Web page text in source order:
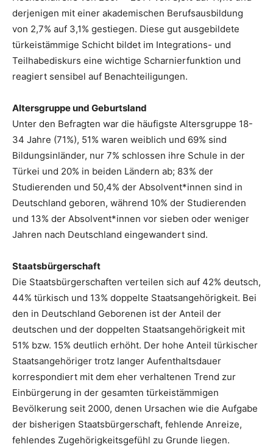
derjenigen mit einer akademischen Berufsausbildung
von 2,7% auf 3,1% gestiegen. Diese gut ausgebildete
türkeistämmige Schicht bildet im Integrations- und
Teilhabediskurs eine wichtige Scharnierfunktion und
reagiert sensibel auf Benachteiligungen.
Altersgruppe und Geburtsland
Unter den Befragten war die häufigste Altersgruppe 18-
34 Jahre (71%), 51% waren weiblich und 69% sind
Bildungsinländer, nur 7% schlossen ihre Schule in der
Türkei und 20% in beiden Ländern ab; 83% der
Studierenden und 50,4% der Absolvent*innen sind in
Deutschland geboren, während 10% der Studierenden
und 13% der Absolvent*innen vor sieben oder weniger
Jahren nach Deutschland eingewandert sind.
Staatsbürgerschaft
Die Staatsbürgerschaften verteilen sich auf 42% deutsch,
44% türkisch und 13% doppelte Staatsangehörigkeit. Bei
den in Deutschland Geborenen ist der Anteil der
deutschen und der doppelten Staatsangehörigkeit mit
51% bzw. 15% deutlich erhöht. Der hohe Anteil türkischer
Staatsangehöriger trotz langer Aufenthaltsdauer
korrespondiert mit dem eher verhaltenen Trend zur
Einbürgerung in der gesamten türkeistämmigen
Bevölkerung seit 2000, denen Ursachen wie die Aufgabe
der bisherigen Staatsbürgerschaft, fehlende Anreize,
fehlendes Zugehörigkeitsgefühl zu Grunde liegen.